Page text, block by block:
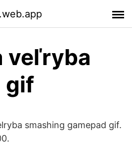
veľryba
gif
smashing gamepad gif.